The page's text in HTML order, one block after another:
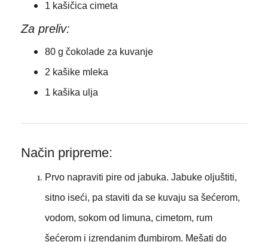
1 kašičica cimeta
Za preliv:
80 g čokolade za kuvanje
2 kašike mleka
1 kašika ulja
Način pripreme:
Prvo napraviti pire od jabuka. Jabuke oljuštiti,
sitno iseći, pa staviti da se kuvaju sa šećerom,
vodom, sokom od limuna, cimetom, rum
šećerom i izrendanim đumbirom. Mešati do